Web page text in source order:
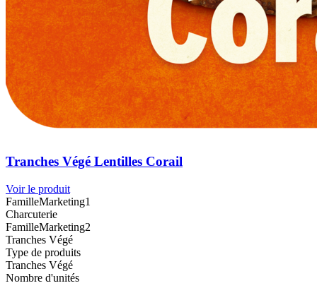
Tranches Végé Lentilles Corail
Voir le produit
FamilleMarketing1
Charcuterie
FamilleMarketing2
Tranches Végé
Type de produits
Tranches Végé
Nombre d'unités